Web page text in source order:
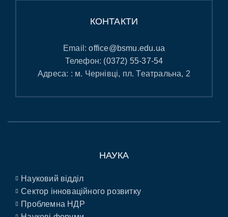
КОНТАКТИ
Email:office@bsmu.edu.ua
Телефон: (0372) 55-37-54
Адреса: : м. Чернівці, пл. Театральна, 2
НАУКА
Науковий відділ
Сектор інноваційного розвитку
Проблемна НДР